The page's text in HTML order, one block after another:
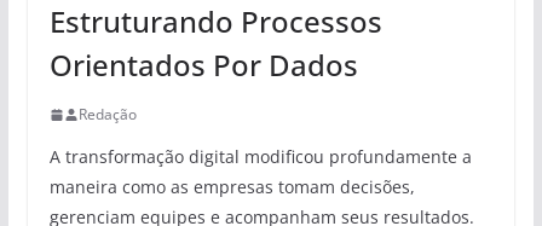
Estruturando Processos
Orientados Por Dados
Redação
A transformação digital modificou profundamente a
maneira como as empresas tomam decisões,
gerenciam equipes e acompanham seus resultados.